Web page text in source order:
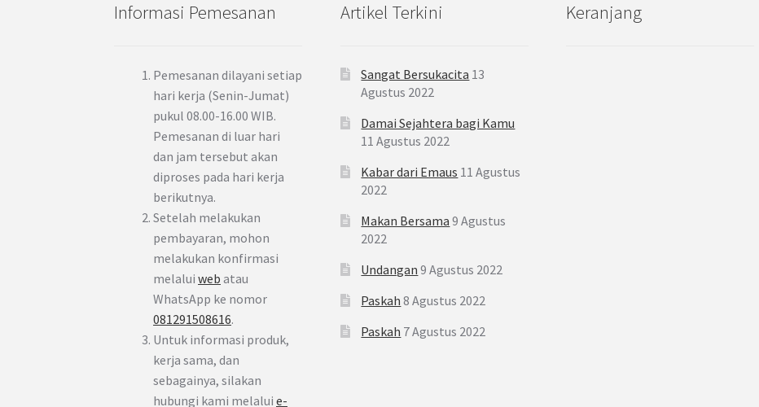
Informasi Pemesanan
Pemesanan dilayani setiap
hari kerja (Senin-Jumat)
pukul 08.00-16.00 WIB.
Pemesanan di luar hari
dan jam tersebut akan
diproses pada hari kerja
berikutnya.
Setelah melakukan
pembayaran, mohon
melakukan konfirmasi
melaluiweb atau
WhatsApp ke nomor
081291508616.
Untuk informasi produk,
kerja sama, dan
sebagainya, silakan
hubungi kami melaluie-
Artikel Terkini
Sangat Bersukacita 13
Agustus 2022
Damai Sejahtera bagi Kamu
11 Agustus 2022
Kabar dari Emaus 11 Agustus
2022
Makan Bersama 9 Agustus
2022
Undangan 9 Agustus 2022
Paskah 8 Agustus 2022
Paskah 7 Agustus 2022
Keranjang